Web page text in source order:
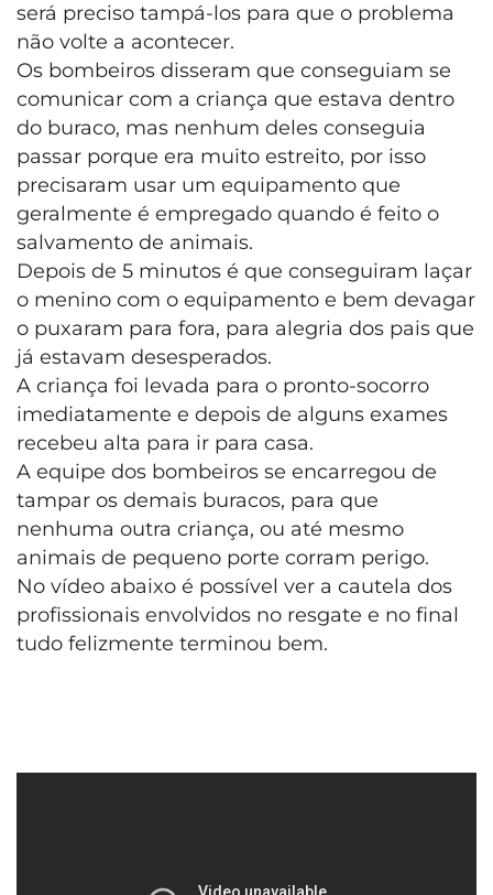
será preciso tampá-los para que o problema
não volte a acontecer.
Os bombeiros disseram que conseguiam se
comunicar com a criança que estava dentro
do buraco, mas nenhum deles conseguia
passar porque era muito estreito, por isso
precisaram usar um equipamento que
geralmente é empregado quando é feito o
salvamento de animais.
Depois de 5 minutos é que conseguiram laçar
o menino com o equipamento e bem devagar
o puxaram para fora, para alegria dos pais que
já estavam desesperados.
A criança foi levada para o pronto-socorro
imediatamente e depois de alguns exames
recebeu alta para ir para casa.
A equipe dos bombeiros se encarregou de
tampar os demais buracos, para que
nenhuma outra criança, ou até mesmo
animais de pequeno porte corram perigo.
No vídeo abaixo é possível ver a cautela dos
profissionais envolvidos no resgate e no final
tudo felizmente terminou bem.